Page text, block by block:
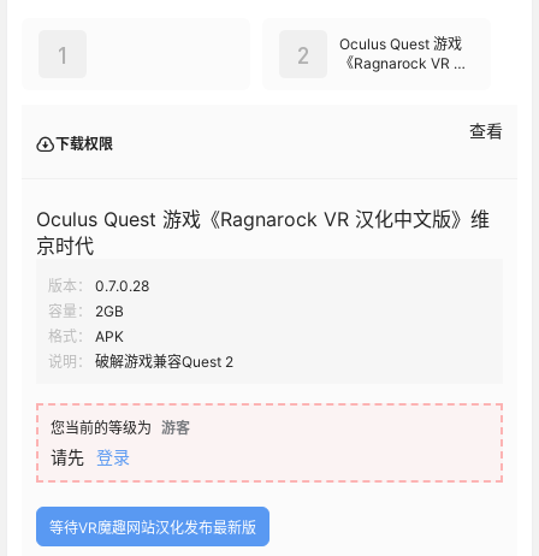
1
Oculus Quest 游戏
《Ragnarock VR 汉
2
下载权限
查看
Oculus Quest 游戏《Ragnarock VR 汉化中文版》维
京时代
版本：
0.7.0.28
容量：
2GB
格式：
APK
说明：
破解游戏兼容Quest 2
您当前的等级为 游客
请先 登录
等待VR魔趣网站汉化发布最新版